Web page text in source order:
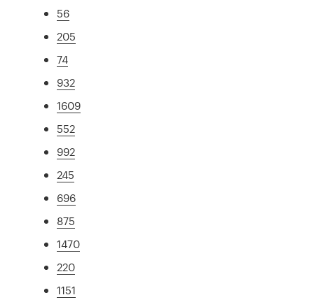
56
205
74
932
1609
552
992
245
696
875
1470
220
1151